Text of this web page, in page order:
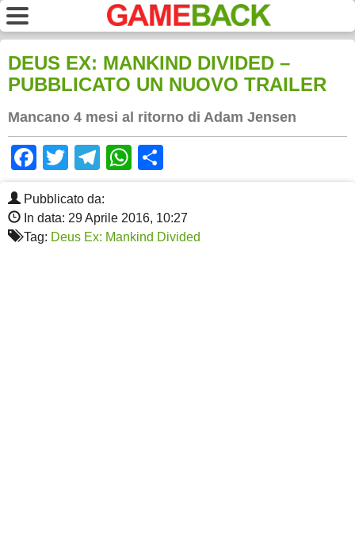
DEUS EX: MANKIND DIVIDED –
PUBBLICATO UN NUOVO TRAILER
Mancano 4 mesi al ritorno di Adam Jensen
Facebook
TwitterTelegram
WhatsApp
Pubblicato da:
In data: 29 Aprile 2016, 10:27
Tag: Deus Ex: Mankind Divided